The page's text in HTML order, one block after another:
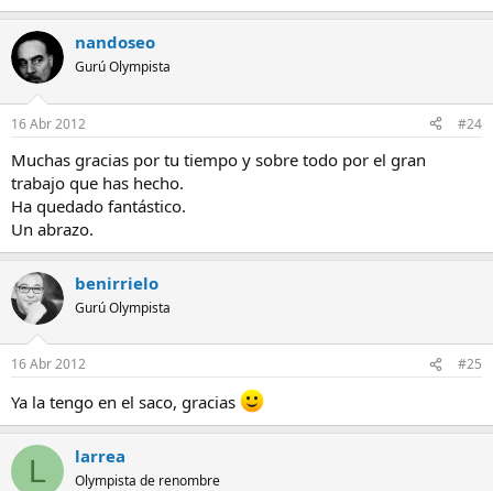
nandoseo
Gurú Olympista
16 Abr 2012 #24
Muchas gracias por tu tiempo y sobre todo por el gran
trabajo que has hecho.
Ha quedado fantástico.
Un abrazo.
benirrielo
Gurú Olympista
16 Abr 2012 #25
Ya la tengo en el saco, gracias
L larrea
Olympista de renombre